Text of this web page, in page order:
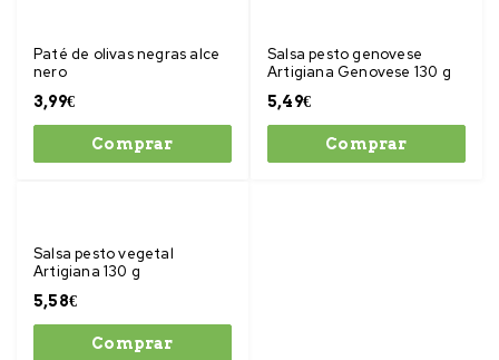
Paté de olivas negras alce
nero
3,99€
Comprar
Salsa pesto genovese
Artigiana Genovese 130 g
5,49€
Comprar
Salsa pesto vegetal
Artigiana 130 g
5,58€
Comprar